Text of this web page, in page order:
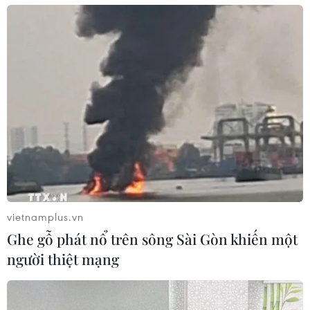
Giới thiệu sách về đường lối quân sự của
Đảng trong 90 năm qua
Cuốn sách "Đường lối quân sự của Đảng-Lịch sử hình
thành, phát triển và nội dung cơ bản" đem lại một cái
nhìn toàn cảnh về cơ sở, quá trình hình thành và phát
triển đường lối quân sự của Đảng.
vietnamplus.vn
Ghe gỗ phát nổ trên sông Sài Gòn khiến một
người thiệt mạng